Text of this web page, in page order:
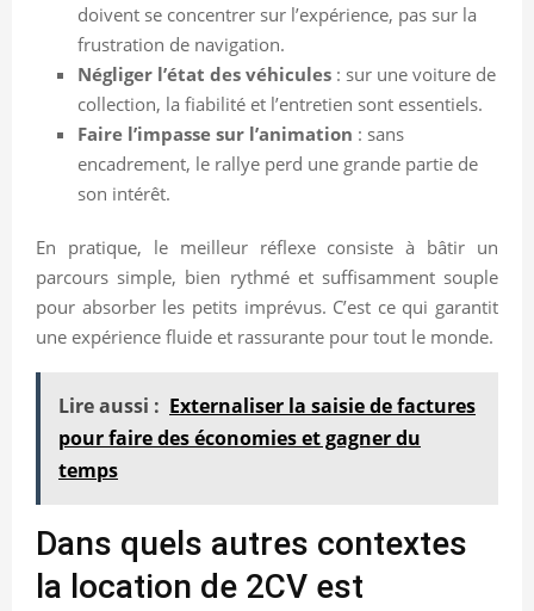
doivent se concentrer sur l’expérience, pas sur la
frustration de navigation.
Négliger l’état des véhicules : sur une voiture de
collection, la fiabilité et l’entretien sont essentiels.
Faire l’impasse sur l’animation : sans
encadrement, le rallye perd une grande partie de
son intérêt.
En pratique, le meilleur réflexe consiste à bâtir un
parcours simple, bien rythmé et suffisamment souple
pour absorber les petits imprévus. C’est ce qui garantit
une expérience fluide et rassurante pour tout le monde.
Lire aussi : Externaliser la saisie de factures
pour faire des économies et gagner du
temps
Dans quels autres contextes
la location de 2CV est